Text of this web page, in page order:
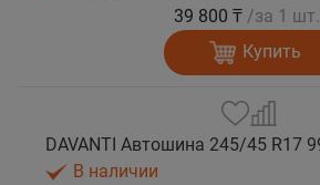
39 800 ₸ /за 1 шт.
Купить
В наличии